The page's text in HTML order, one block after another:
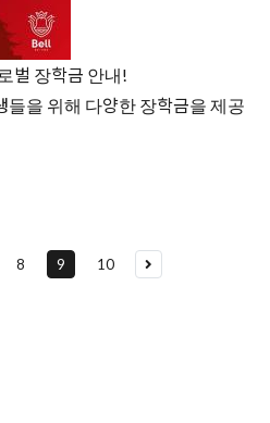
벌 장학금 안내!
들을 위해 다양한 장학금을 제공
8 9 10